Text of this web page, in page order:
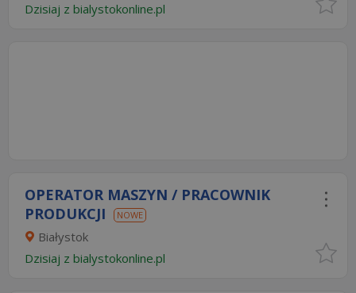
Dzisiaj z bialystokonline.pl
OPERATOR MASZYN / PRACOWNIK
PRODUKCJI
NOWE
Białystok
Dzisiaj z bialystokonline.pl